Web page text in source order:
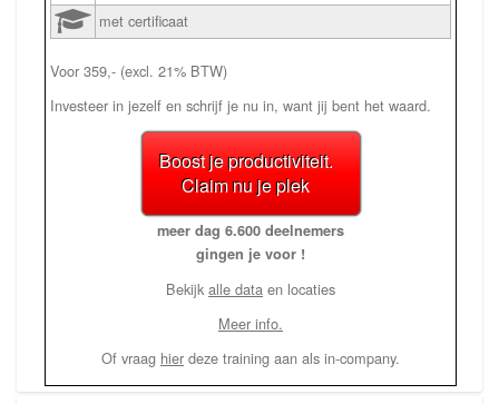
met certificaat
Voor 359,- (excl. 21% BTW)
Investeer in jezelf en schrijf je nu in, want jij bent het waard.
Boost je productiviteit.
Claim nu je plek
meer dag 6.600 deelnemers
gingen je voor !
Bekijk alle data en locaties
Meer info.
Of vraag hier deze training aan als in-company.